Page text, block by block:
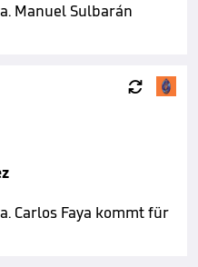
Manuel Sulbarán

Carlos Faya kommt für